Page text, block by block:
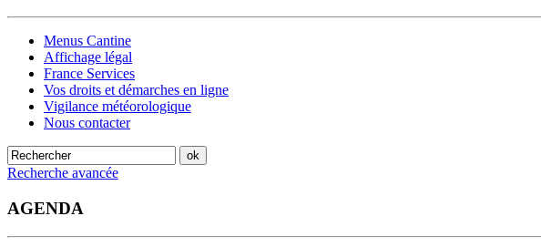
Menus Cantine
Affichage légal
France Services
Vos droits et démarches en ligne
Vigilance météorologique
Nous contacter
Recherche avancée
AGENDA